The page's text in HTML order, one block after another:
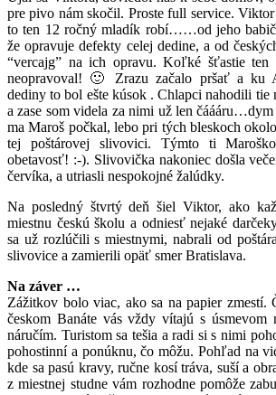
pre pivo nám skočil. Proste full service.
to ten 12 ročný mladík robí……od jeho
že opravuje defekty celej dedine, a od
“vercajg” na ich opravu. Koľké šťastie
neopravoval! 🙂 Zrazu začalo pršať a ku
dediny to bol ešte kúsok . Chlapci nahodili tie
a zase som videla za nimi už len
ma Maroš počkal, lebo pri tých bleskoch
tej poštárovej slivovici. Týmto ti
obetavosť! :-). Slivovička nakoniec došla
červíka, a utriasli nespokojné žalúdky.
Na posledný štvrtý deň šiel Viktor, ako
miestnu českú školu a odniesť nejaké
sa už rozlúčili s miestnymi, nabrali od
slivovice a zamierili opäť smer Bratislava.
Na záver …
Zážitkov bolo viac, ako sa na papier
českom Banáte vás vždy vítajú s úsmevom
náručím. Turistom sa tešia a radi si s nimi
pohostinní a ponúknu, čo môžu. Pohľad na
kde sa pasú kravy, ručne kosí tráva, suší a
z miestnej studne vám rozhodne pomôže